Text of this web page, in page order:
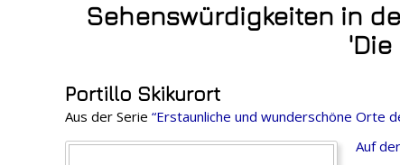
Sehenswürdigkeiten in
Portillo Skikurort
Aus der Serie “Erstaunliche und wunderschöne Orte
Auf